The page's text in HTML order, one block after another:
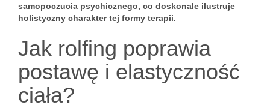
samopoczucia psychicznego, co doskonale ilustruje
holistyczny charakter tej formy terapii.
Jak rolfing poprawia
postawę i elastyczność
ciała?